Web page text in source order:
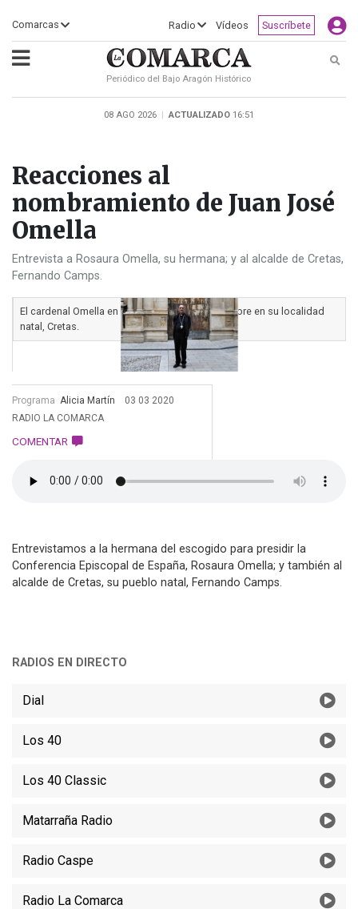
Comarcas Radio Vídeos Suscríbete
Periódico del Bajo Aragón Histórico
08 AGO 2026 | ACTUALIZADO 16:51
Reacciones al
nombramiento de Juan José
Omella
Entrevista a Rosaura Omella, su hermana; y al alcalde de Cretas,
Fernando Camps.
El cardenal Omella en la plaza que lleva su nombre en su localidad
natal, Cretas.
Programa Alicia Martín 03 03 2020
COMENTAR
RADIO LA COMARCA
Entrevistamos a la hermana del escogido para presidir la
Conferencia Episcopal de España, Rosaura Omella; y también al
alcalde de Cretas, su pueblo natal, Fernando Camps.
RADIOS EN DIRECTO
Dial
Los 40
Los 40 Classic
Matarraña Radio
Radio Caspe
Radio La Comarca